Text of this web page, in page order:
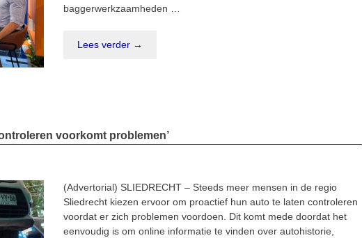
baggerwerkzaamheden …
Lees verder →
voorkomt problemen’
(Advertorial) SLIEDRECHT – Steeds meer mensen in de regio
Sliedrecht kiezen ervoor om proactief hun auto te laten controleren
voordat er zich problemen voordoen. Dit komt mede doordat het
eenvoudig is om online informatie te vinden over autohistorie,